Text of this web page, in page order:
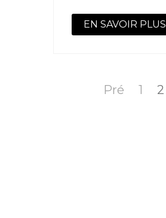
EN SAVOIR PLUS
Pré 1 2